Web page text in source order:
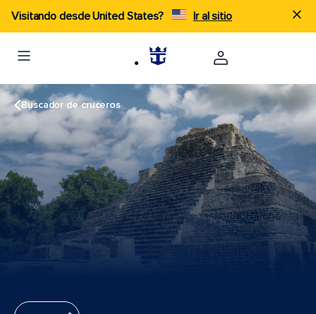
Visitando desde United States? Ir al sitio
Buscador de cruceros